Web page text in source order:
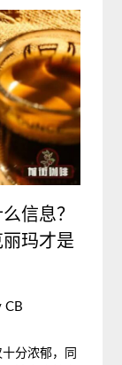
信息？
丽玛才是
CB
分浓郁，同